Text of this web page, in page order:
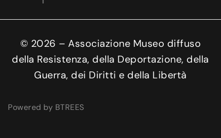
© 2026 – Associazione Museo diffuso
della Resistenza, della Deportazione, della
Guerra, dei Diritti e della Libertà
Powered by BTREES